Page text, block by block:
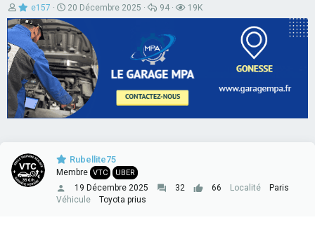
A
u
t
u
r
d
e
l
a
d
c
u
s
s
e157
D
a
t
e
d
e
d
é
b
u
t
20 Décembre 2025
R
é
n
s
e
94
V
u
19K
Rubellite75
Membre VTC UBER
19 Décembre 2025 32 66 Localité
Paris
Véhicule
Toyota prius